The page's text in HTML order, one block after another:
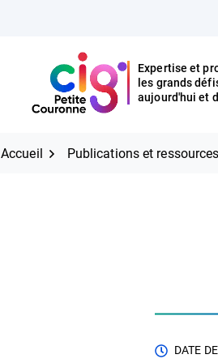
CIG Petite
Expertise et
les grands
aujourd'hui et
CIG Petite Couronne
Expertise et proximité pour
les grands défis RH,
aujourd'hui et demain.
Accueil Publications et ressources
DATE